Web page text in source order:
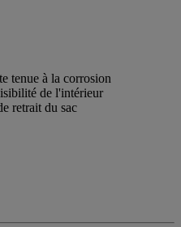
tenue à la corrosion
de l'intérieur
retrait du sac